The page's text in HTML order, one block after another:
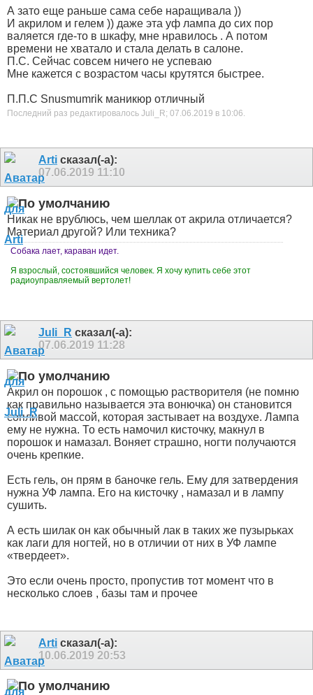
А зато еще раньше сама себе наращивала ))
И акрилом и гелем )) даже эта уф лампа до сих пор
валяется где-то в шкафу, мне нравилось . А потом
времени не хватало и стала делать в салоне.
П.С. Сейчас совсем ничего не успеваю
Мне кажется с возрастом часы крутятся быстрее.
П.П.С Snusmumrik маникюр отличный
Последний раз редактировалось Juli_R; 07.06.2019 в 10:06
Arti сказал(-а):
07.06.2019 11:10
Никак не врублюсь, чем шеллак от акрила отличается?
Материал другой? Или техника?
Собака лает, караван идет.
Я взрослый, состоявшийся человек. Я хочу купить себе этот
радиоуправляемый вертолет!
Juli_R сказал(-а):
07.06.2019 11:28
Акрил он порошок , с помощью растворителя (не помню
как правильно называется эта вонючка) он становится
сопливой массой, которая застывает на воздухе. Лампа
ему не нужна. То есть намочил кисточку, макнул в
порошок и намазал. Воняет страшно, ногти получаются
очень крепкие.
Есть гель, он прям в баночке гель. Ему для затвердения
нужна УФ лампа. Его на кисточку , намазал и в лампу
сушить.
А есть шилак он как обычный лак в таких же пузырьках
как лаги для ногтей, но в отличии от них в УФ лампе
«твердеет».
Это если очень просто, пропустив тот момент что в
несколько слоев , базы там и прочее
Arti сказал(-а):
10.06.2019 20:53